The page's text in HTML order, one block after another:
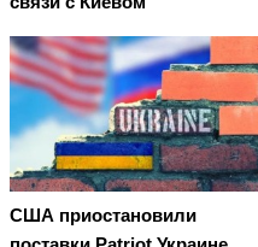
США приостановили